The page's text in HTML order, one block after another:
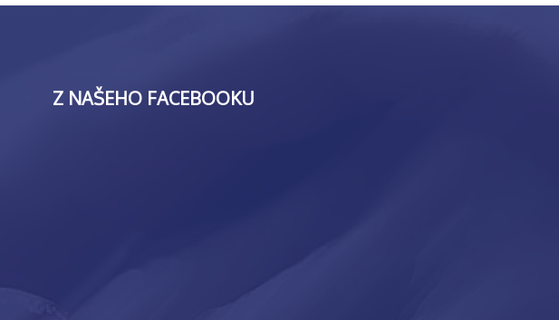
Z NAŠEHO FACEBOOKU